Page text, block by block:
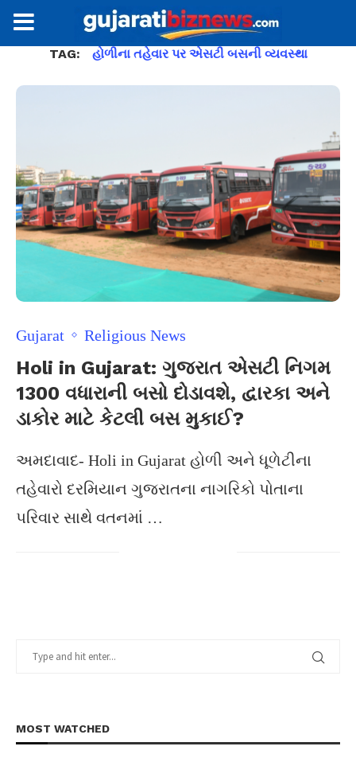
TAG: હોળીના તહેવાર પર એસટી બસની વ્યવસ્થા
Gujarat Religious News
Holi in Gujarat: ગુજરાત એસટી નિગમ
1300 વધારાની બસો દોડાવશે, દ્વારકા અને
ડાકોર માટે કેટલી બસ મુકાઈ?
અમદાવાદ- Holi in Gujarat હોળી અને ધૂળેટીના
તહેવારો દરમિયાન ગુજરાતના નાગરિકો પોતાના
પરિવાર સાથે વતનમાં …
MOST WATCHED